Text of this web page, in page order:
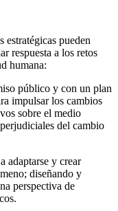
pueden
respuesta a los retos
humana:
público y con un plan
impulsar los cambios
sobre el medio
del cambio
y crear
diseñando y
perspectiva de